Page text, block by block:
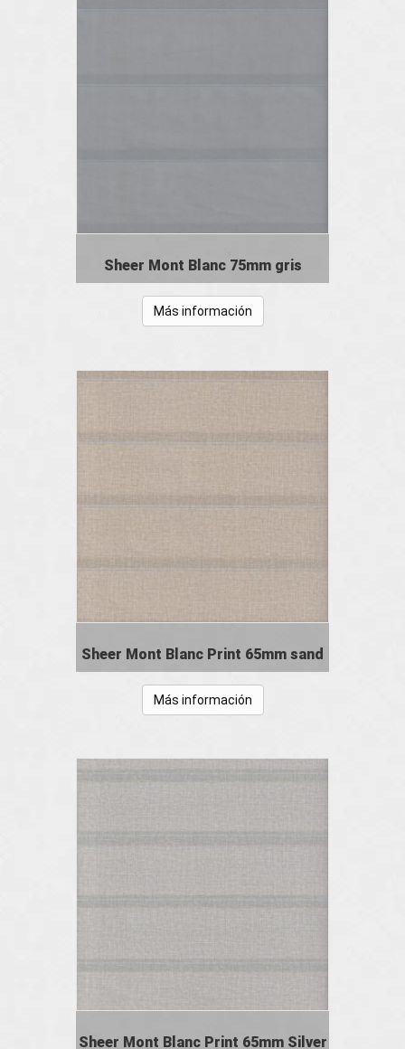
Sheer Mont Blanc 75mm gris
Más información
Sheer Mont Blanc Print 65mm sand
Más información
Sheer Mont Blanc Print 65mm Silver